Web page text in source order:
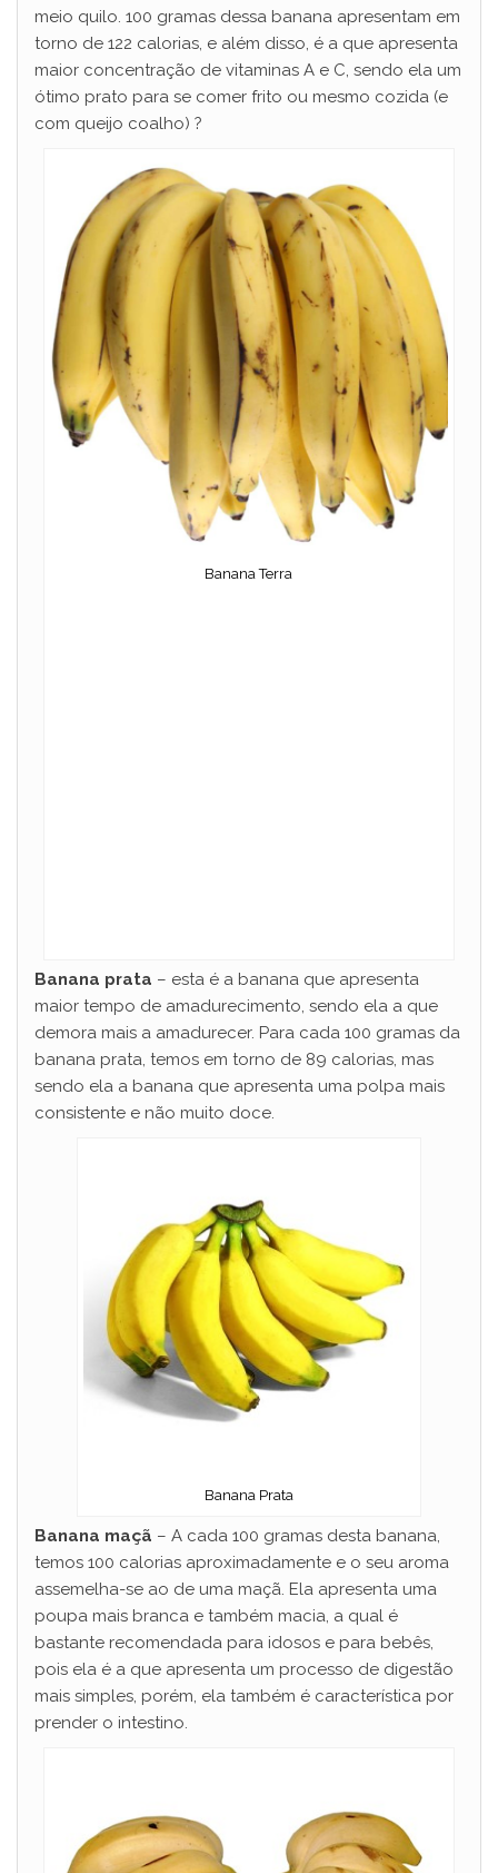
meio quilo. 100 gramas dessa banana apresentam em
torno de 122 calorias, e além disso, é a que apresenta
maior concentração de vitaminas A e C, sendo ela um
ótimo prato para se comer frito ou mesmo cozida (e
com queijo coalho) ?
Banana Terra
Banana prata – esta é a banana que apresenta
maior tempo de amadurecimento, sendo ela a que
demora mais a amadurecer. Para cada 100 gramas da
banana prata, temos em torno de 89 calorias, mas
sendo ela a banana que apresenta uma polpa mais
consistente e não muito doce.
Banana Prata
Banana maçã – A cada 100 gramas desta banana,
temos 100 calorias aproximadamente e o seu aroma
assemelha-se ao de uma maçã. Ela apresenta uma
poupa mais branca e também macia, a qual é
bastante recomendada para idosos e para bebês,
pois ela é a que apresenta um processo de digestão
mais simples, porém, ela também é característica por
prender o intestino.